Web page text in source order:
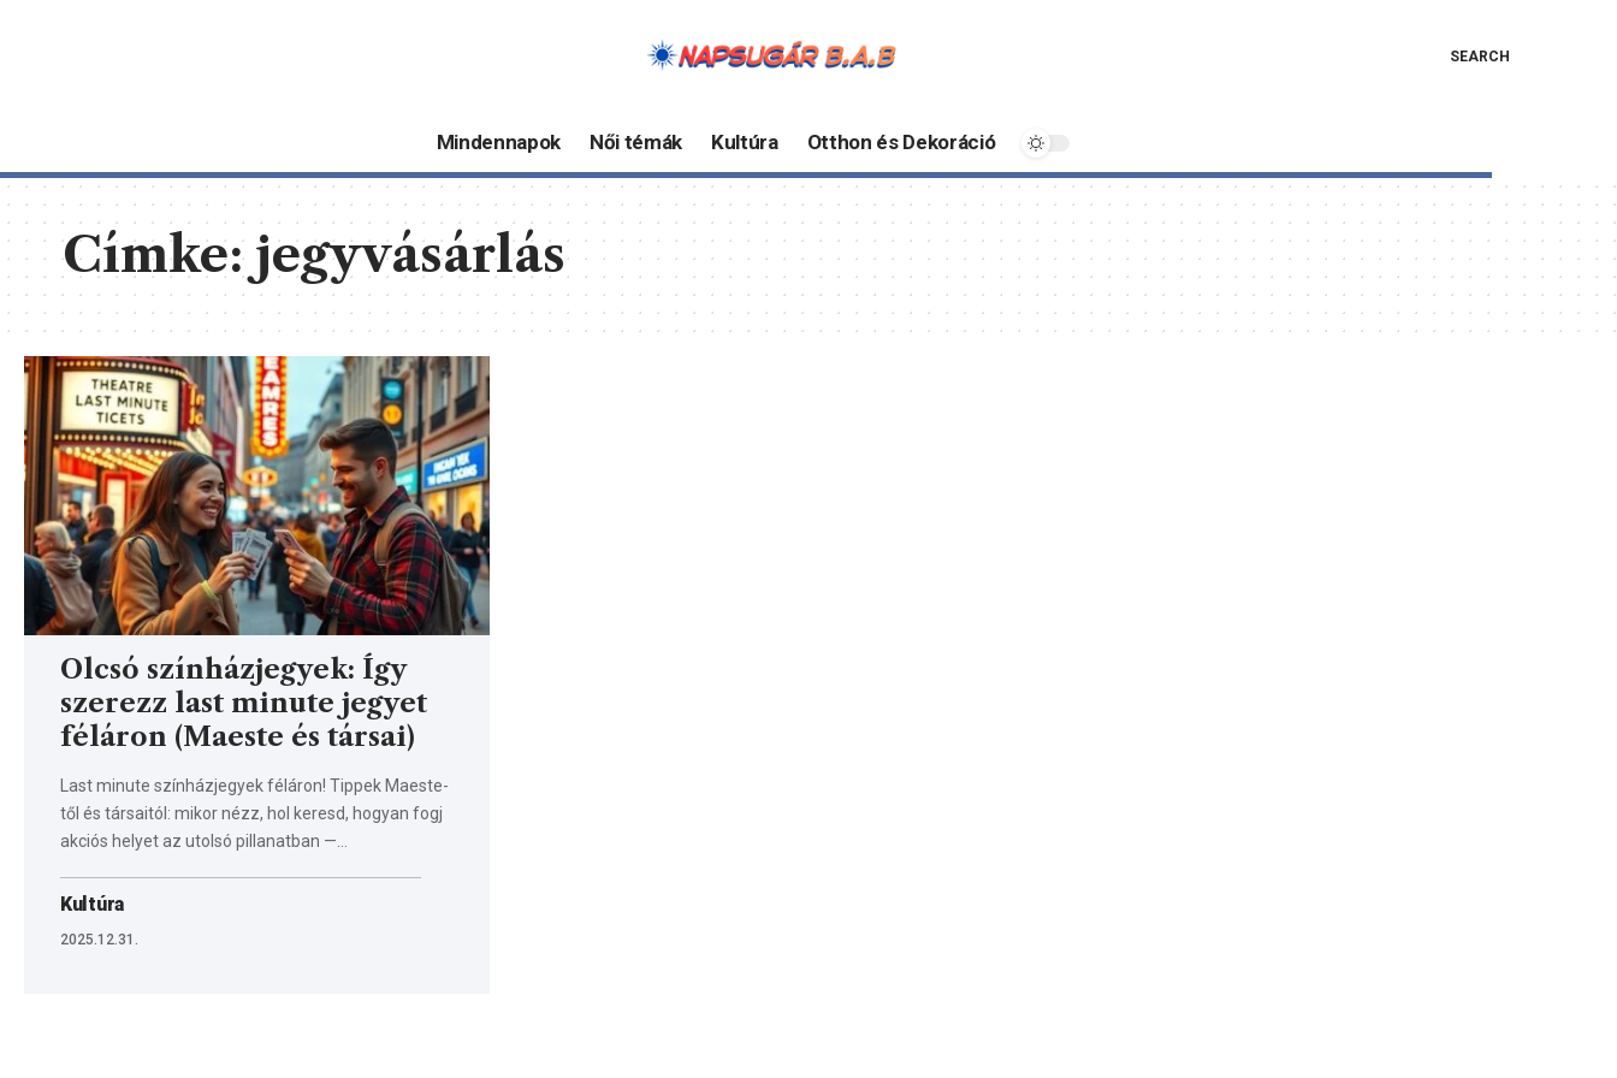
SEARCH
Mindennapok Női témák Kultúra Otthon és Dekoráció
Címke: jegyvásárlás
Olcsó színházjegyek: Így
szerezz last minute jegyet
féláron (Maeste és társai)
Last minute színházjegyek féláron! Tippek Maeste-
től és társaitól: mikor nézz, hol keresd, hogyan fogj
akciós helyet az utolsó pillanatban —…
Kultúra
2025.12.31.